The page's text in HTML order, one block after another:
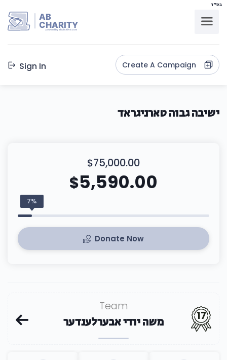
בס"ד
AB
CHARITY
powerd by ahblicklive.com
Sign In Create A Campaign
ישיבה גבוה טארניגראד
$75,000.00
$5,590.00
7%
Donate Now
Team
משה יודי אבערלענדער 17